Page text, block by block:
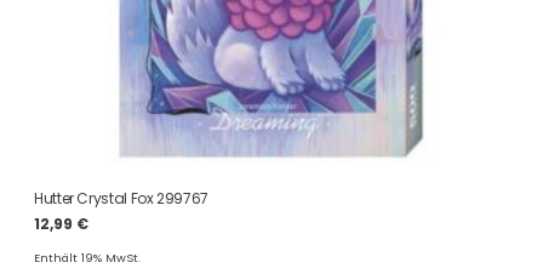
Hutter Crystal Fox 299767
12,99 €
Enthält 19% MwSt.